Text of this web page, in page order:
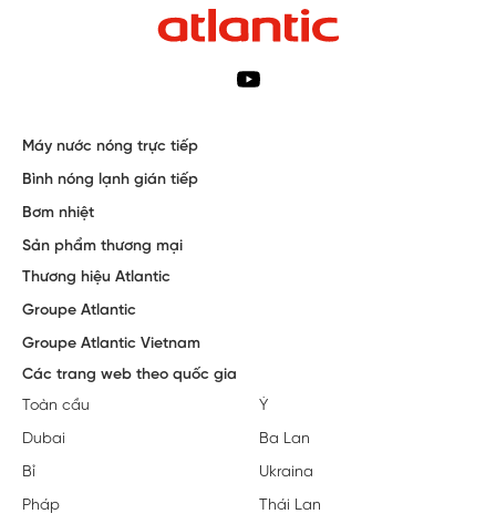
Máy nước nóng trực tiếp
Bình nóng lạnh gián tiếp
Bơm nhiệt
Sản phẩm thương mại
Thương hiệu Atlantic
Groupe Atlantic
Groupe Atlantic Vietnam
Các trang web theo quốc gia
Toàn cầu
Dubai
Bỉ
Pháp
Ý
Ba Lan
Ukraina
Thái Lan